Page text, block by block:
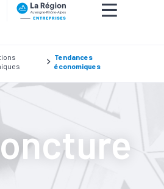
Tendances
économiques